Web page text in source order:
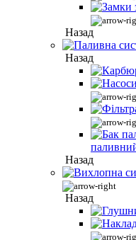
Назад
Назад
Назад
Назад